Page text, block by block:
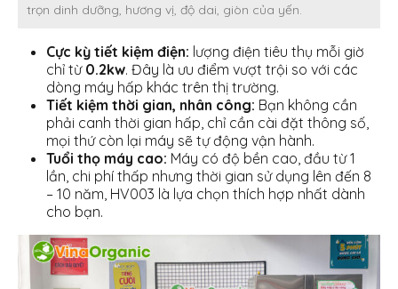
trọn dinh dưỡng, hương vị, độ dai, giòn của yến.
Cực kỳ tiết kiệm điện: lượng điện tiêu thụ mỗi giờ
chỉ từ 0.2kw. Đây là ưu điểm vượt trội so với các
dòng máy hấp khác trên thị trường.
Tiết kiệm thời gian, nhân công: Bạn không cần
phải canh thời gian hấp, chỉ cần cài đặt thông số,
mọi thứ còn lại máy sẽ tự động vận hành.
Tuổi thọ máy cao: Máy có độ bền cao, đầu từ 1
lần, chi phí thấp nhưng thời gian sử dụng lên đến 8
– 10 năm, HV003 là lựa chọn thích hợp nhất dành
cho bạn.